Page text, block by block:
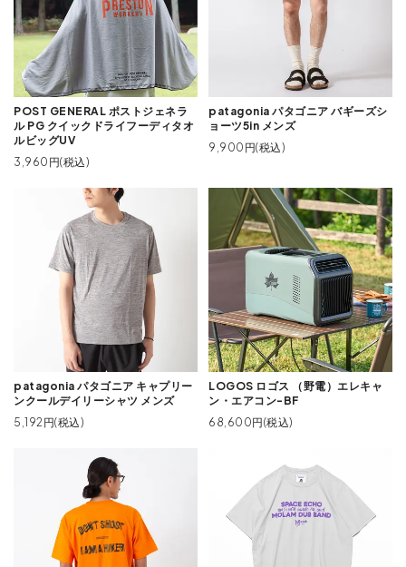
POST GENERAL ポストジェネラ
ル PG クイックドライフーディタオ
ルビッグUV
3,960円(税込)
patagonia パタゴニア バギーズシ
ョーツ5in メンズ
9,900円(税込)
patagonia パタゴニア キャプリー
ンクールデイリーシャツ メンズ
5,192円(税込)
LOGOS ロゴス （野電）エレキャ
ン・エアコン-BF
68,600円(税込)